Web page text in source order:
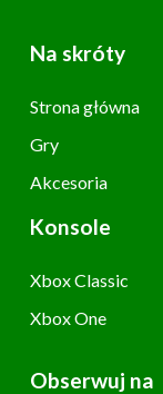
Na skróty
Strona główna
Gry
Akcesoria
Konsole
Xbox Classic
Xbox One
Obserwuj na